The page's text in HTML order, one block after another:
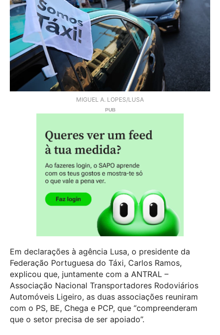
MIGUEL A. LOPES/LUSA
Em declarações à agência Lusa, o presidente da
Federação Portuguesa do Táxi, Carlos Ramos,
explicou que, juntamente com a ANTRAL –
Associação Nacional Transportadores Rodoviários
Automóveis Ligeiro, as duas associações reuniram
com o PS, BE, Chega e PCP, que “compreenderam
que o setor precisa de ser apoiado”.